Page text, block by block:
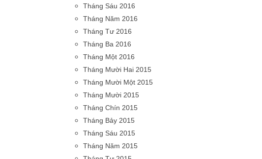
Tháng Sáu 2016
Tháng Năm 2016
Tháng Tư 2016
Tháng Ba 2016
Tháng Một 2016
Tháng Mười Hai 2015
Tháng Mười Một 2015
Tháng Mười 2015
Tháng Chín 2015
Tháng Bảy 2015
Tháng Sáu 2015
Tháng Năm 2015